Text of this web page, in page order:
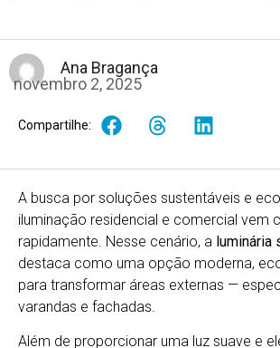
Ana Bragança
novembro 2, 2025
Compartilhe:
A busca por soluções sustentáveis e
iluminação residencial e comercial vem
rapidamente. Nesse cenário, a luminária
destaca como uma opção moderna,
para transformar áreas externas —
varandas e fachadas.
Além de proporcionar uma luz suave e